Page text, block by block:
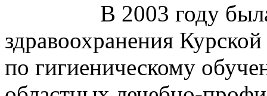
В 2003 году
здравоохранения
по гигиеническому